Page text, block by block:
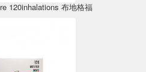
120inhalations 布地格福